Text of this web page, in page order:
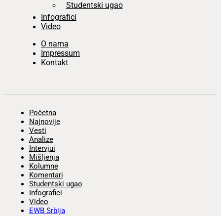
Studentski ugao
Infografici
Video
O nama
Impressum
Kontakt
Početna
Najnovije
Vesti
Analize
Intervjui
Mišljenja
Kolumne
Komentari
Studentski ugao
Infografici
Video
EWB Srbija